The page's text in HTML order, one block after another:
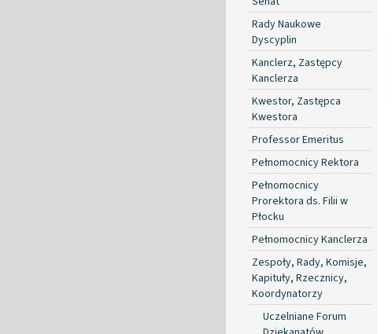
Rady Naukowe
Dyscyplin
Kanclerz, Zastępcy
Kanclerza
Kwestor, Zastępca
Kwestora
Professor Emeritus
Pełnomocnicy Rektora
Pełnomocnicy
Prorektora ds. Filii w
Płocku
Pełnomocnicy Kanclerza
Zespoły, Rady, Komisje,
Kapituły, Rzecznicy,
Koordynatorzy
Uczelniane Forum